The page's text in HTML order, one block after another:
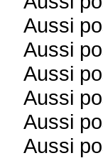
Aussi
Aussi
Aussi
Aussi
Aussi
Aussi